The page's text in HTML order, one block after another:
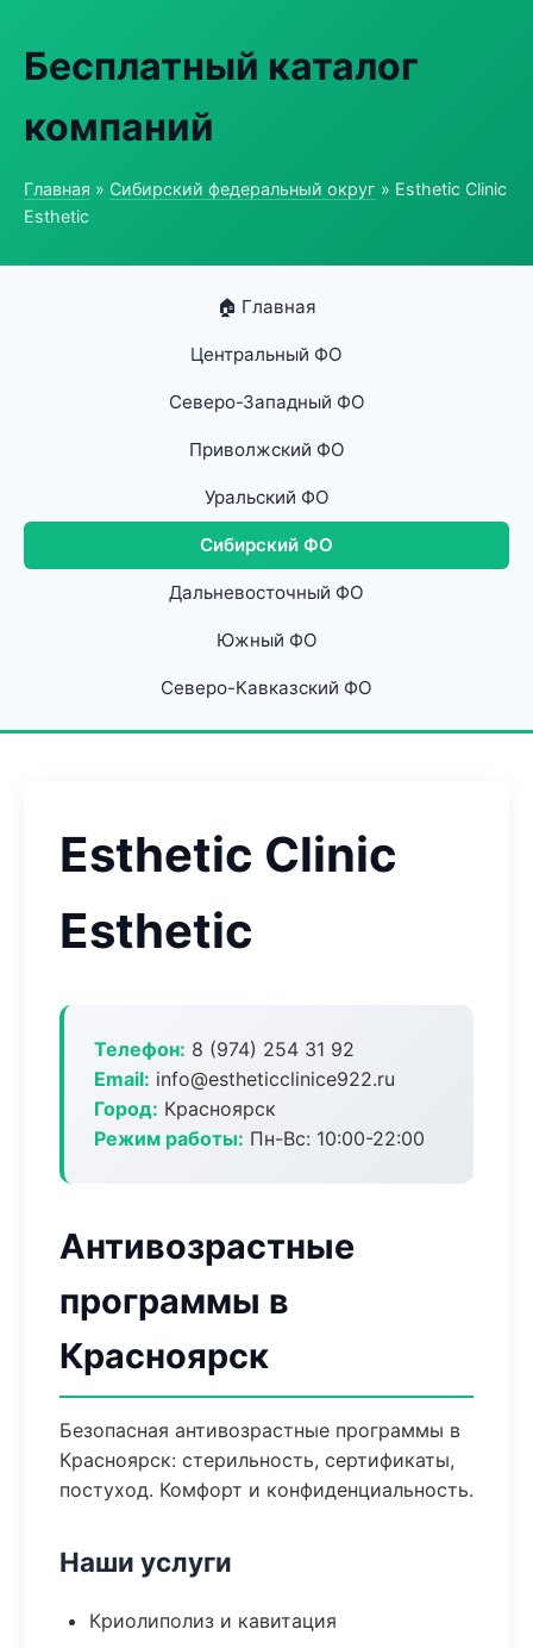
Бесплатный каталог
компаний
Главная » Сибирский федеральный округ » Esthetic Clinic
Esthetic
🏠 Главная
Центральный ФО
Северо-Западный ФО
Приволжский ФО
Уральский ФО
Сибирский ФО
Дальневосточный ФО
Южный ФО
Северо-Кавказский ФО
Esthetic Clinic
Esthetic
Телефон: 8 (974) 254 31 92
Email: info@estheticclinice922.ru
Город: Красноярск
Режим работы: Пн-Вс: 10:00-22:00
Антивозрастные
программы в
Красноярск
Безопасная антивозрастные программы в
Красноярск: стерильность, сертификаты,
постуход. Комфорт и конфиденциальность.
Наши услуги
Криолиполиз и кавитация